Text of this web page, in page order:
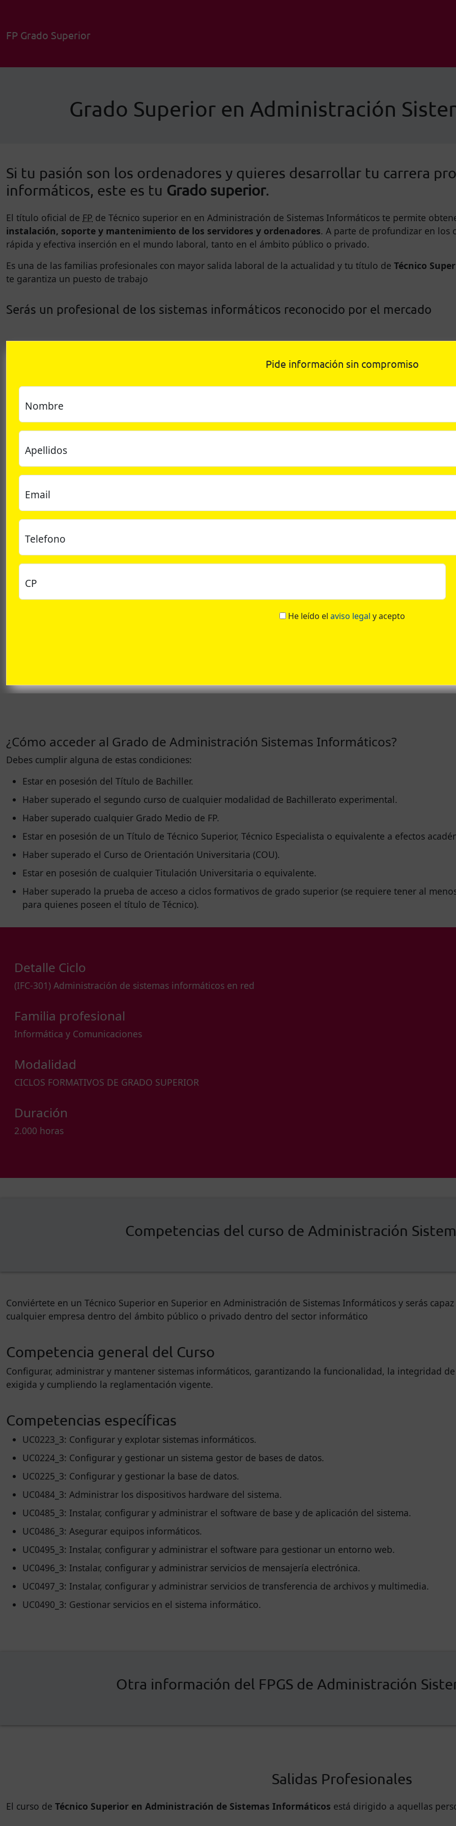
FP Grado Superior
Grado Superior en Administración
Si tu pasión son los ordenadores y quieres desarrollar tu carrera
informáticos, este es tu Grado superior.
El título oficial de FP de Técnico superior en en Administración de Sistemas Informáticos te permite
instalación, soporte y mantenimiento de los servidores y ordenadores. A parte de profundizar en los
rápida y efectiva inserción en el mundo laboral, tanto en el ámbito público o privado.
Es una de las familias profesionales con mayor salida laboral de la actualidad y tu título de Técnico
te garantiza un puesto de trabajo
Serás un profesional de los sistemas informáticos reconocido por el mercado
Pide información sin compromiso
Nombre
Apellidos
Email
Telefono
CP
He leído el aviso legal y acepto
¿Cómo acceder al Grado de Administración Sistemas Informáticos?
Debes cumplir alguna de estas condiciones:
Estar en posesión del Título de Bachiller.
Haber superado el segundo curso de cualquier modalidad de Bachillerato experimental.
Haber superado cualquier Grado Medio de FP.
Estar en posesión de un Título de Técnico Superior, Técnico Especialista o equivalente a efectos
Haber superado el Curso de Orientación Universitaria (COU).
Estar en posesión de cualquier Titulación Universitaria o equivalente.
Haber superado la prueba de acceso a ciclos formativos de grado superior (se requiere tener al
para quienes poseen el título de Técnico).
Detalle Ciclo
(IFC-301) Administración de sistemas informáticos en red
Familia profesional
Informática y Comunicaciones
Modalidad
CICLOS FORMATIVOS DE GRADO SUPERIOR
Duración
2.000 horas
Competencias del curso de Administración
Conviértete en un Técnico Superior en Superior en Administración de Sistemas Informáticos y serás
cualquier empresa dentro del ámbito público o privado dentro del sector informático
Competencia general del Curso
Configurar, administrar y mantener sistemas informáticos, garantizando la funcionalidad, la integridad
exigida y cumpliendo la reglamentación vigente.
Competencias específicas
UC0223_3: Configurar y explotar sistemas informáticos.
UC0224_3: Configurar y gestionar un sistema gestor de bases de datos.
UC0225_3: Configurar y gestionar la base de datos.
UC0484_3: Administrar los dispositivos hardware del sistema.
UC0485_3: Instalar, configurar y administrar el software de base y de aplicación del sistema.
UC0486_3: Asegurar equipos informáticos.
UC0495_3: Instalar, configurar y administrar el software para gestionar un entorno web.
UC0496_3: Instalar, configurar y administrar servicios de mensajería electrónica.
UC0497_3: Instalar, configurar y administrar servicios de transferencia de archivos y multimedia.
UC0490_3: Gestionar servicios en el sistema informático.
Otra información del FPGS de Administración
Salidas Profesionales
El curso de Técnico Superior en Administración de Sistemas Informáticos está dirigido a aquellas